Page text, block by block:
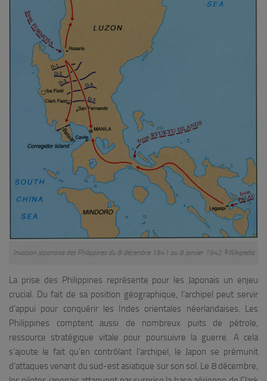
Invasion japonaise des Philippines du 8 décembre 1941 au 8 janvier 1942 ©Wikipedia
La prise des Philippines représente pour les Japonais un enjeu
crucial. Du fait de sa position géographique, l’archipel peut servir
d’appui pour conquérir les Indes orientales néerlandaises. Les
Philippines comptent aussi de nombreux puits de pétrole,
ressource stratégique vitale pour poursuivre la guerre. A cela
s’ajoute le fait qu’en contrôlant l’archipel, le Japon se prémunit
d’attaques venant du sud-est asiatique sur son sol. Le 8 décembre,